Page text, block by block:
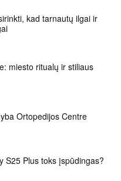
kad tarnautų ilgai ir
miesto ritualų ir stiliaus
Ortopedijos Centre
S25 Plus toks įspūdingas?